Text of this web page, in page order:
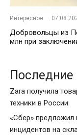
Интересное ·
Добровольцы из
млн при
Последние
Zara получила
техники в России
«Сбер»
инцидентов на